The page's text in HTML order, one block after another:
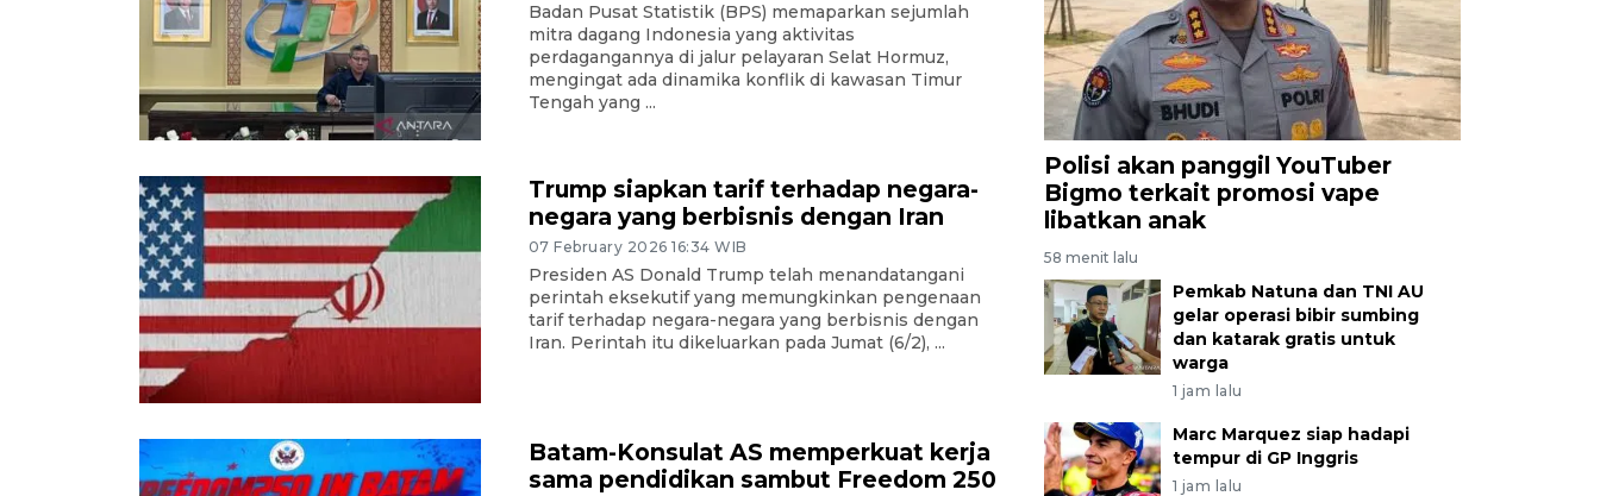
Badan Pusat Statistik (BPS) memaparkan sejumlah
mitra dagang Indonesia yang aktivitas
perdagangannya di jalur pelayaran Selat Hormuz,
mengingat ada dinamika konflik di kawasan Timur
Tengah yang ...
Trump siapkan tarif terhadap negara-
negara yang berbisnis dengan Iran
07 February 2026 16:34 WIB
Presiden AS Donald Trump telah menandatangani
perintah eksekutif yang memungkinkan pengenaan
tarif terhadap negara-negara yang berbisnis dengan
Iran. Perintah itu dikeluarkan pada Jumat (6/2), ...
Batam-Konsulat AS memperkuat kerja
sama pendidikan sambut Freedom 250
Polisi akan panggil YouTuber
Bigmo terkait promosi vape
libatkan anak
58 menit lalu
Pemkab Natuna dan TNI AU
gelar operasi bibir sumbing
dan katarak gratis untuk
warga
1 jam lalu
Marc Marquez siap hadapi
tempur di GP Inggris
1 jam lalu